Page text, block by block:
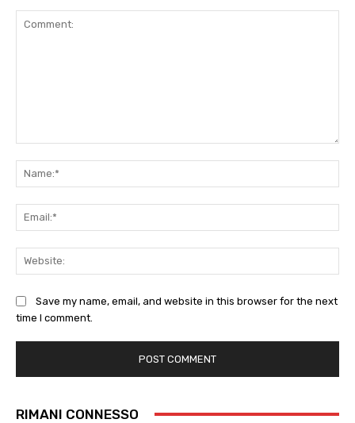
Save my name, email, and website in this browser for the next
time I comment.
RIMANI CONNESSO